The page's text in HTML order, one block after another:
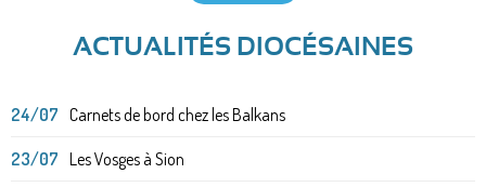
ACTUALITÉS DIOCÉSAINES
24/07 Carnets de bord chez les Balkans
23/07 Les Vosges à Sion